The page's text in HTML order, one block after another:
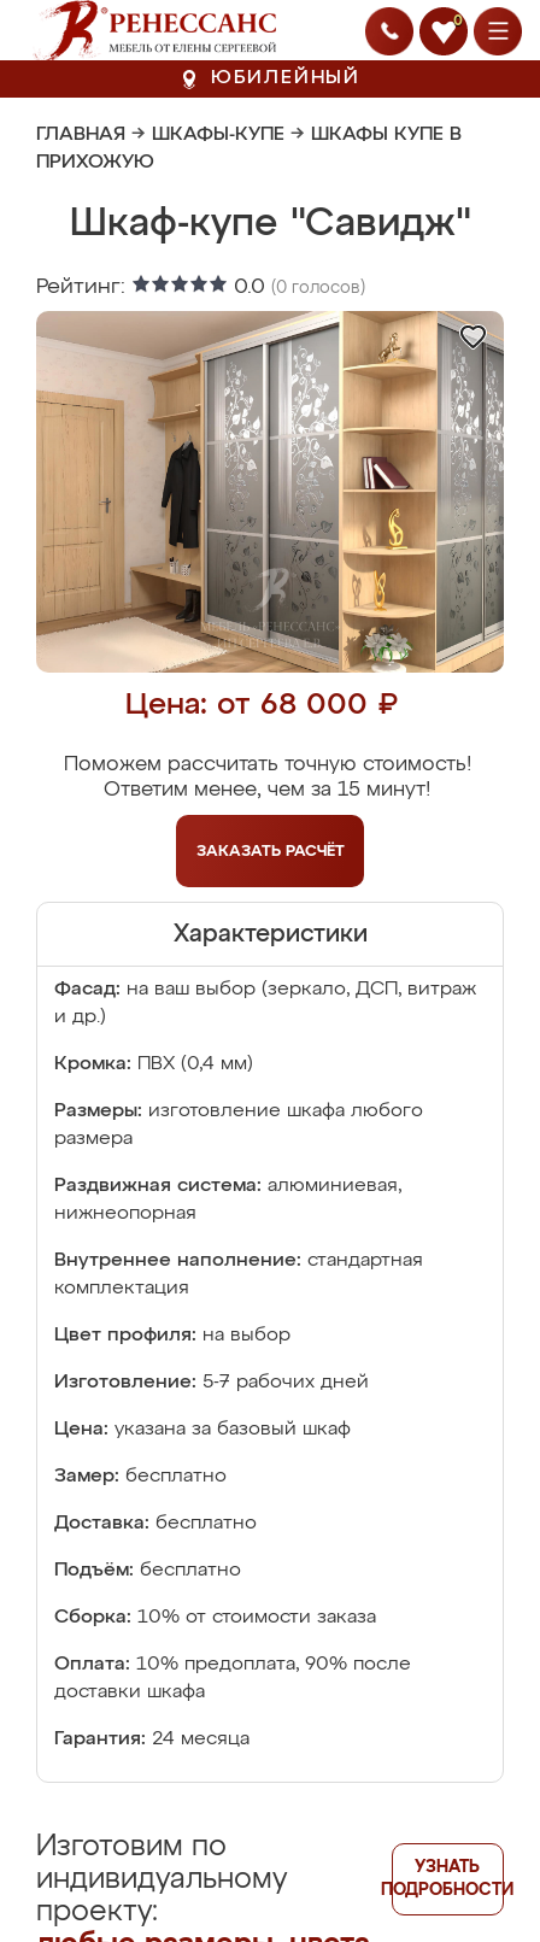
0
ЮБИЛЕЙНЫЙ
ГЛАВНАЯ → ШКАФЫ-КУПЕ → ШКАФЫ КУПЕ В
ПРИХОЖУЮ
Шкаф-купе "Савидж"
Рейтинг: 0.0 (0 голосов)
Цена: от 68 000 ₽
Поможем рассчитать точную стоимость!
Ответим менее, чем за 15 минут!
ЗАКАЗАТЬ РАСЧЁТ
Характеристики
Фасад: на ваш выбор (зеркало, ДСП, витраж
и др.)
Кромка: ПВХ (0,4 мм)
Размеры: изготовление шкафа любого
размера
Раздвижная система: алюминиевая,
нижнеопорная
Внутреннее наполнение: стандартная
комплектация
Цвет профиля: на выбор
Изготовление: 5-7 рабочих дней
Цена: указана за базовый шкаф
Замер: бесплатно
Доставка: бесплатно
Подъём: бесплатно
Сборка: 10% от стоимости заказа
Оплата: 10% предоплата, 90% после
доставки шкафа
Гарантия: 24 месяца
Изготовим по
индивидуальному
проекту:
УЗНАТЬ
ПОДРОБНОСТИ